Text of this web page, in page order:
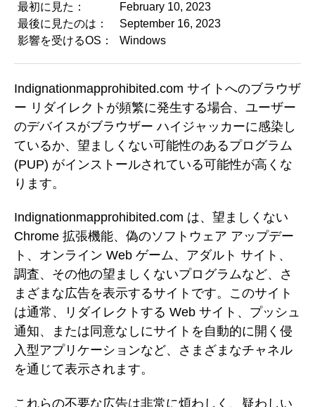
最初に見た：
February 10, 2023
最後に見たのは：
September 16, 2023
影響を受けるOS：
Windows
Indignationmapprohibited.com サイトへのブラウザ
ー リダイレクトが頻繁に発生する場合、ユーザー
のデバイスがブラウザー ハイジャッカーに感染し
ているか、望ましくない可能性のあるプログラム
(PUP) がインストールされている可能性が高くな
ります。
Indignationmapprohibited.com は、望ましくない
Chrome 拡張機能、偽のソフトウェア アップデー
ト、オンライン Web ゲーム、アダルト サイト、
調査、その他の望ましくないプログラムなど、さ
まざまな広告を表示するサイトです。このサイト
は通常、リダイレクトする Web サイト、プッシュ
通知、または同意なしにサイトを自動的に開く侵
入型アプリケーションなど、さまざまなチャネル
を通じて表示されます。
これらの不要な広告は非常に煩わしく、疑わしい